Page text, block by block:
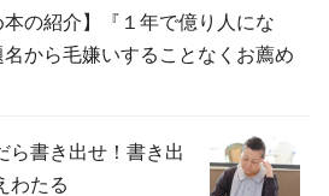
本の紹介】『１年で億り人にな
名から毛嫌いすることなくお薦め
ら書き出せ！書き出
わたる